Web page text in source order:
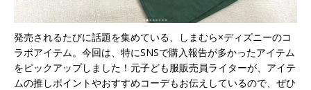
発売されるたびに話題を集めている、しまむら×ディズニーのコ
ラボアイテム。今回は、特にSNSで購入報告が多かったアイテム
をピックアップしました！元子ども服販売員ライターが、アイテ
ムの推しポイントやおすすめコーデもお伝えしているので、ぜひ